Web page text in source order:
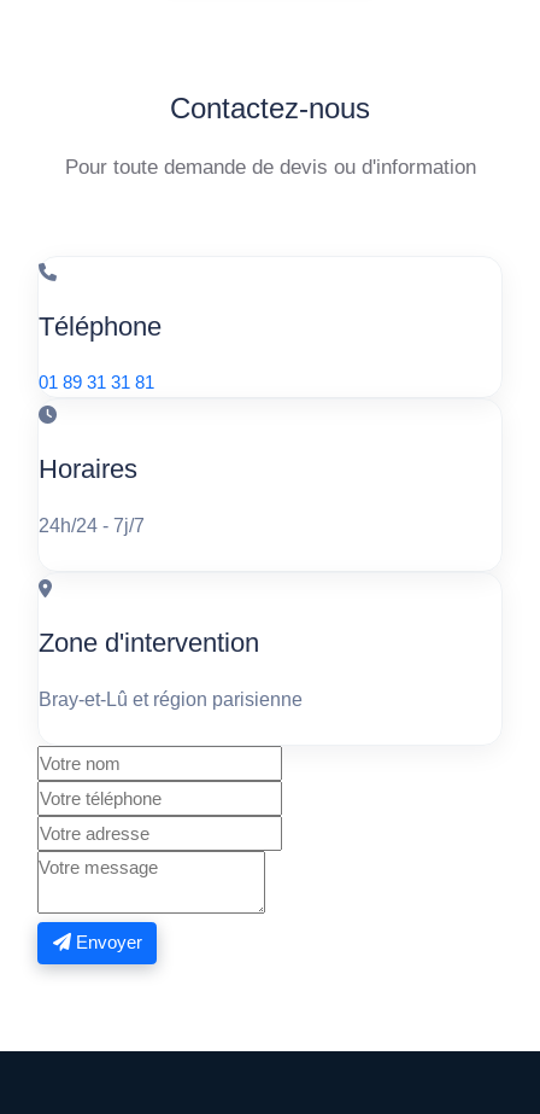
Contactez-nous
Pour toute demande de devis ou d'information
Téléphone
01 89 31 31 81
Horaires
24h/24 - 7j/7
Zone d'intervention
Bray-et-Lû et région parisienne
Envoyer